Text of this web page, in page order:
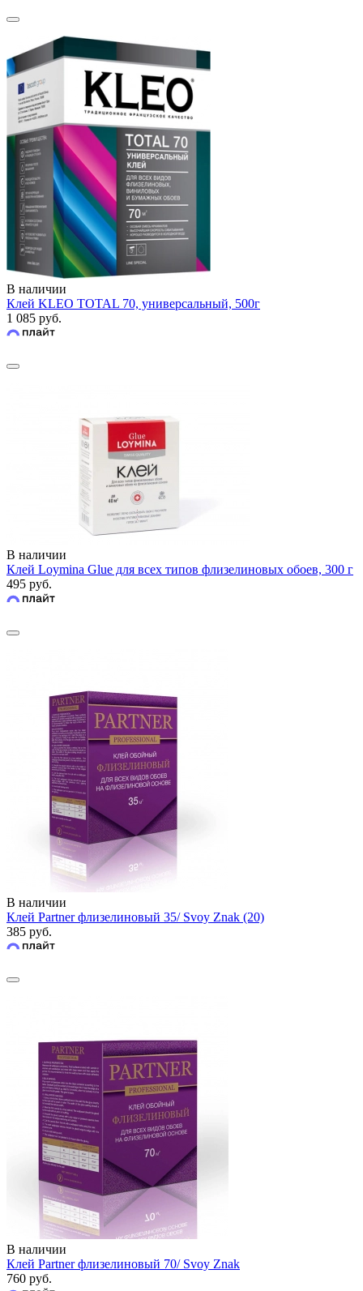
В наличии
Клей KLEO TOTAL 70, универсальный, 500г
1 085 руб.
В наличии
Клей Loymina Glue для всех типов флизелиновых обоев, 300 г
495 руб.
В наличии
Клей Partner флизелиновый 35/ Svoy Znak (20)
385 руб.
В наличии
Клей Partner флизелиновый 70/ Svoy Znak
760 руб.